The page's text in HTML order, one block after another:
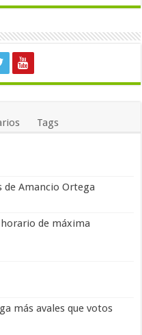
Tags
de Amancio Ortega
de máxima
más avales que votos